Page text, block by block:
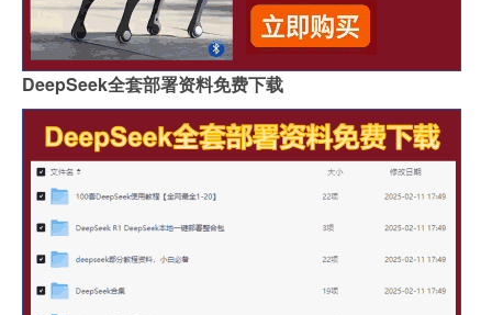
DeepSeek全套部署资料免费下载